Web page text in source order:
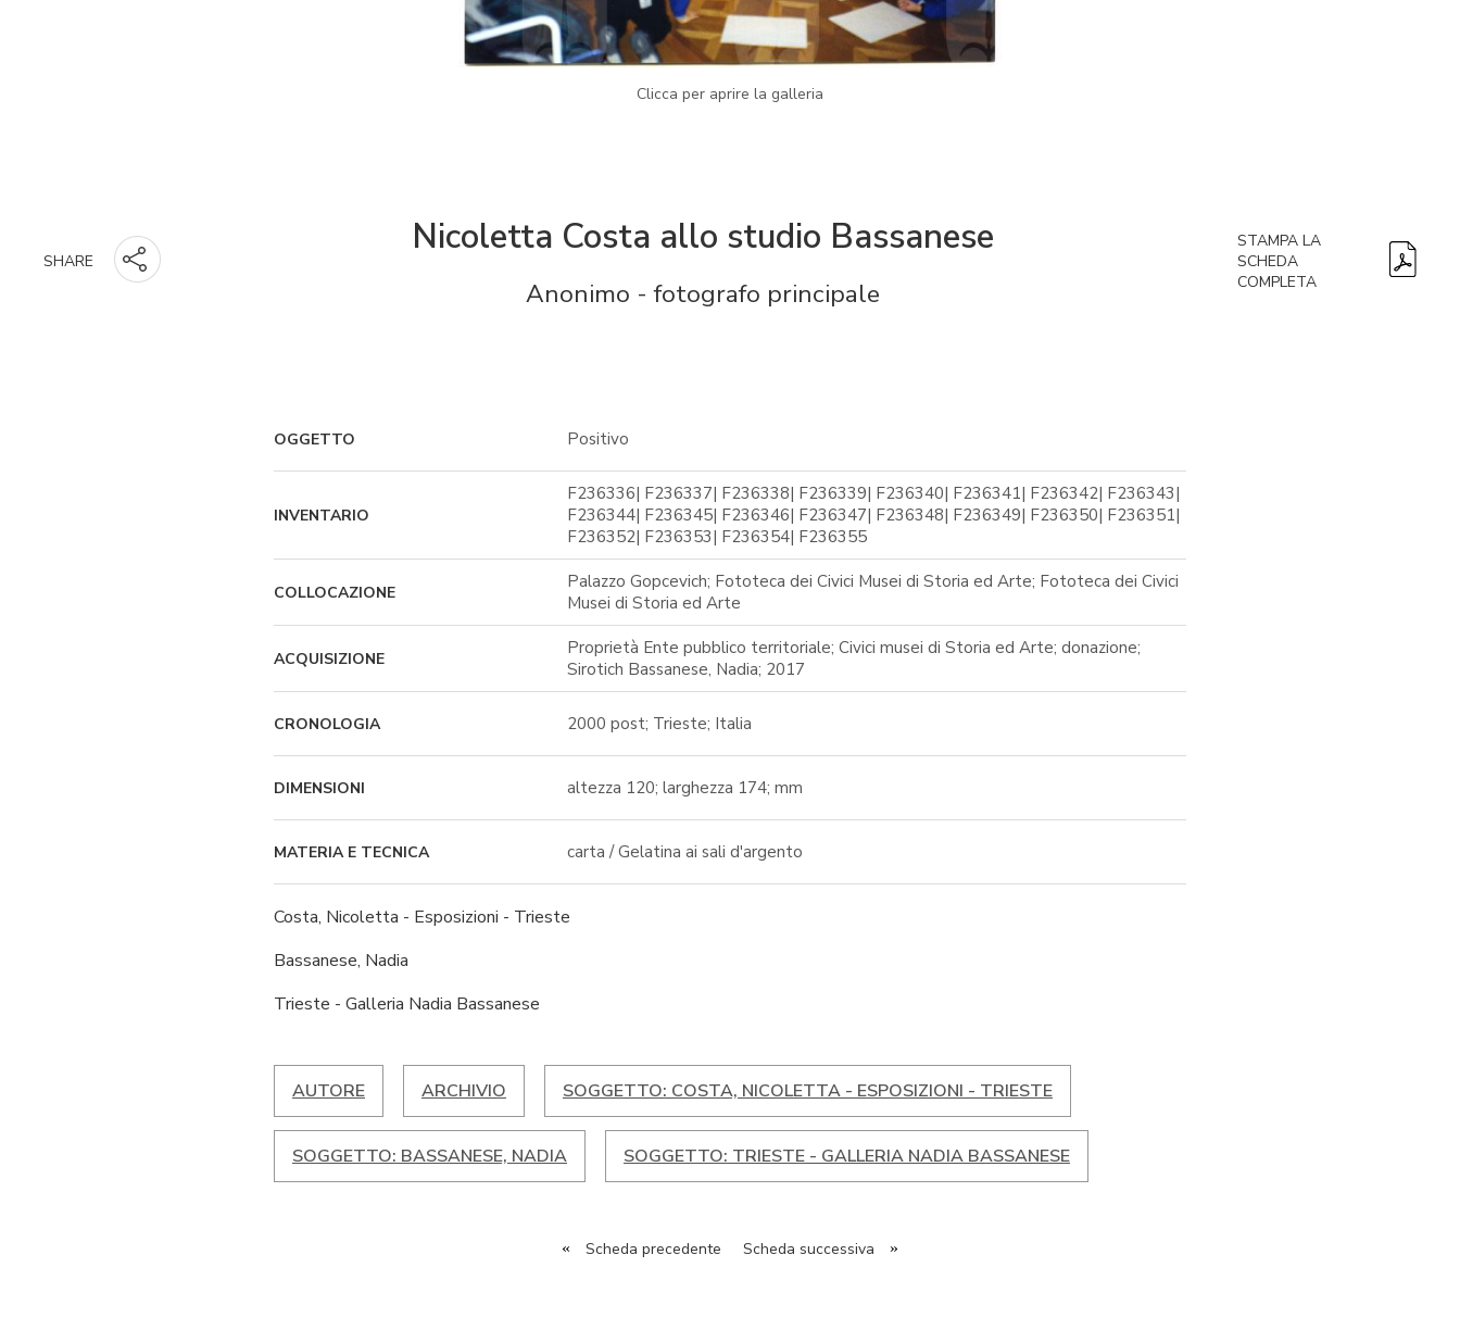
Clicca per aprire la galleria
SHARE
Nicoletta Costa allo studio Bassanese
Anonimo - fotografo principale
STAMPA LA
SCHEDA
COMPLETA
OGGETTO Positivo
INVENTARIO
F236336| F236337| F236338| F236339| F236340| F236341| F236342| F236343|
F236344| F236345| F236346| F236347| F236348| F236349| F236350| F236351|
F236352| F236353| F236354| F236355
COLLOCAZIONE
Palazzo Gopcevich; Fototeca dei Civici Musei di Storia ed Arte; Fototeca dei Civici
Musei di Storia ed Arte
ACQUISIZIONE
Proprietà Ente pubblico territoriale; Civici musei di Storia ed Arte; donazione;
Sirotich Bassanese, Nadia; 2017
CRONOLOGIA 2000 post; Trieste; Italia
DIMENSIONI altezza 120; larghezza 174; mm
MATERIA E TECNICA carta / Gelatina ai sali d'argento
Costa, Nicoletta - Esposizioni - Trieste
Bassanese, Nadia
Trieste - Galleria Nadia Bassanese
AUTORE ARCHIVIO SOGGETTO: COSTA, NICOLETTA - ESPOSIZIONI - TRIESTE
SOGGETTO: BASSANESE, NADIA SOGGETTO: TRIESTE - GALLERIA NADIA BASSANESE
« Scheda precedente Scheda successiva »